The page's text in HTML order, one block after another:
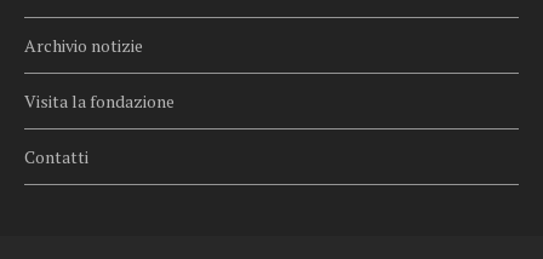
Archivio notizie
Visita la fondazione
Contatti